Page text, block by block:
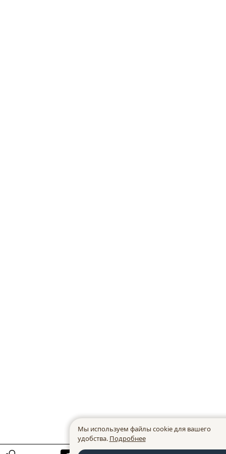
Мы используем файлы cookie для вашего
удобства. Подробнее